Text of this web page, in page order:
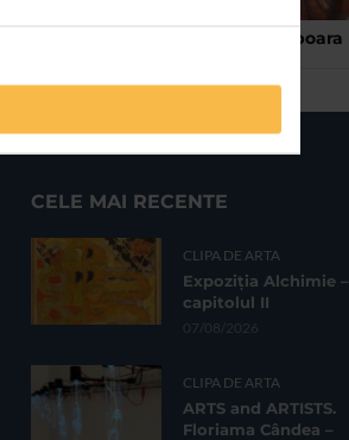
Petru Damir – Clipa ce zboara
CELE MAI RECENTE
CLIPA DE ARTA
Expoziția Alchimie –
capitolul II
07/08/2026
CLIPA DE ARTA
ARTS and ARTISTS.
Floriama Cândea –